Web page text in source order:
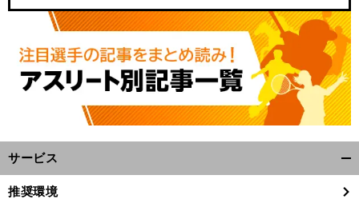
サービス
閉
推奨環境